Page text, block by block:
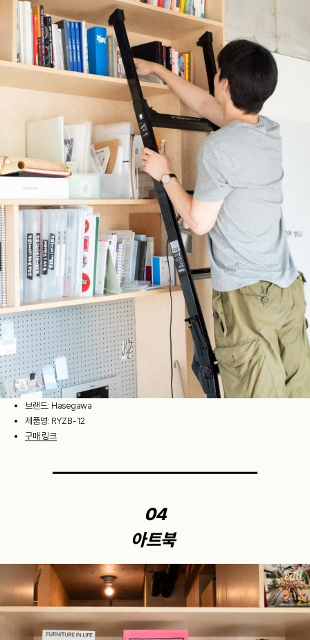
브랜드: Hasegawa
제품명: RYZB-12
구매 링크
04
아트북